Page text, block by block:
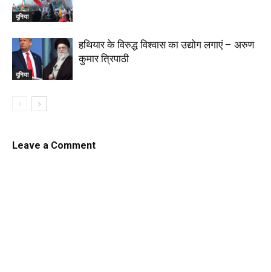
दुनिया
दुनिया
हथियार के विरुद्ध विश्वास का उद्योग लगाएं – अरुण
कुमार त्रिपाठी
Leave a Comment